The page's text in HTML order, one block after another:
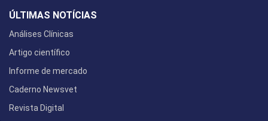
ÚLTIMAS NOTÍCIAS
Análises Clínicas
Artigo científico
Informe de mercado
Caderno Newsvet
Revista Digital